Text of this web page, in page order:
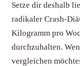
Setze dir deshalb
radikaler Crash-
Kilogramm pro
durchzuhalten.
vergleichen